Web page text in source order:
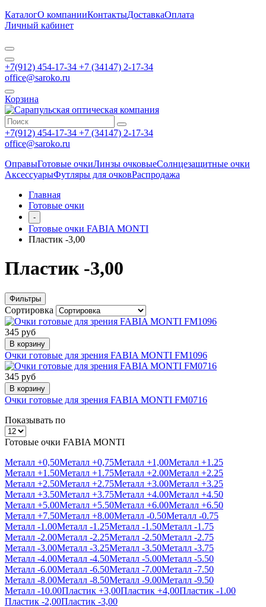
КаталогО компанииКонтактыДоставкаОплата
Личный кабинет
+7(912) 454-17-34 +7 (34147) 2-17-34
office@saroko.ru
Корзина
+7(912) 454-17-34 +7 (34147) 2-17-34
office@saroko.ru
ОправыГотовые очкиЛинзы очковыеСолнцезащитные очки
АксессуарыФутляры для очковРаспродажа
Главная
Готовые очки
-
Готовые очки FABIA MONTI
Пластик -3,00
Пластик -3,00
Фильтры
Сортировка
345 руб
В корзину
Очки готовые для зрения FABIA MONTI FM1096
345 руб
В корзину
Очки готовые для зрения FABIA MONTI FM0716
Показывать по
Готовые очки FABIA MONTI
Металл +0,50Металл +0,75Металл +1,00Металл +1.25
Металл +1.50Металл +1.75Металл +2.00Металл +2.25
Металл +2.50Металл +2.75Металл +3.00Металл +3.25
Металл +3.50Металл +3.75Металл +4.00Металл +4.50
Металл +5.00Металл +5.50Металл +6.00Металл +6.50
Металл +7.50Металл +8.00Металл -0.50Металл -0.75
Металл -1.00Металл -1.25Металл -1.50Металл -1.75
Металл -2.00Металл -2.25Металл -2.50Металл -2.75
Металл -3.00Металл -3.25Металл -3.50Металл -3.75
Металл -4.00Металл -4.50Металл -5.00Металл -5.50
Металл -6.00Металл -6.50Металл -7.00Металл -7.50
Металл -8.00Металл -8.50Металл -9.00Металл -9.50
Металл -10.00Пластик +3,00Пластик +4,00Пластик -1.00
Пластик -2,00Пластик -3,00